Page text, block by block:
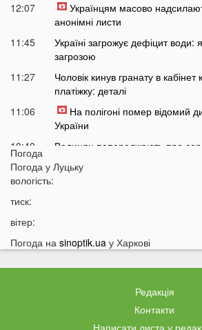
12:07
Українцям масово
анонімні листи
11:45
Україні загрожує дефіцит води:
загрозою
11:27
Чоловік кинув гранату в
платіжку: деталі
11:06
На полігоні помер відомий
України
10:40
Волинян попереджають про
10:15
На війні загинули двоє
На Луцьк насувається гроза
Біля Луцька негода наробила
публікують наслідки у мережі
Погода
Погода у Луцьку
вологість:
тиск:
вітер:
Погода на sinoptik.ua у Харкові
Редакція
Контакти